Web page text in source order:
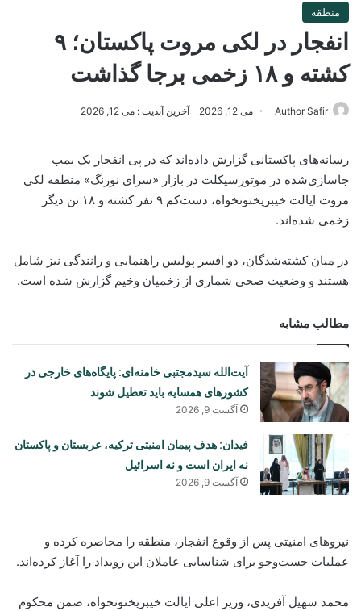
منطقه
انفجار در لکی مروت پاکستان؛ ۹
کشته و ۱۸ زخمی برجا گذاشت
Author Safir می 12, 2026 آخرین آپدیت : می 12, 2026
رسانه‌های پاکستانی گزارش داده‌اند که در پی انفجار یک بمب
جاسازی‌شده در موتورسیکلت در بازار «سرای نورنگ» منطقه لکی
مروت ایالت خیبرپختونخواه، دست‌کم ۹ نفر کشته و ۱۸ تن دیگر
زخمی شده‌اند.
در میان کشته‌شدگان، دو افسر پولیس راهنمایی و رانندگی نیز شامل
هستند و وضعیت صحی شماری از زخمیان وخیم گزارش شده است.
مطالب مشابه
آیت‌الله سیدمجتبی خامنه‌ای: پایگاه‌های خارجی در
کشورهای همسایه باید تعطیل شوند
آگست 9, 2026
فیدان: هدف پیمان امنیتی ترکیه، عربستان و پاکستان
نه ایران است و نه اسرائیل
آگست 9, 2026
نیروهای امنیتی پس از وقوع انفجار، منطقه را محاصره کرده و
عملیات جست‌وجو برای شناسایی عاملان این رویداد را آغاز کرده‌اند.
محمد سهیل آفریدی، وزیر اعلی ایالت خیبرپختونخواه، ضمن محکوم